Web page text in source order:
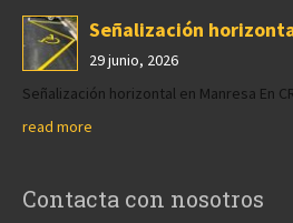
Señalización
29 junio, 2026
Señalización horizontal en Manresa En
read more
Contacta con nosotros